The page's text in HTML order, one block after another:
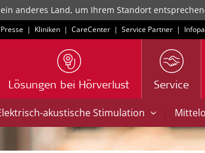
anderes Land, um Ihrem Standort
Presse | Kliniken | CareCenter | Service Partner |
Lösungen bei Hörverlust Service
akustische Stimulation |